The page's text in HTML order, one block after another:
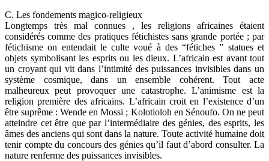
C. Les fondements magico-religieux
Longtemps très mal connues , les religions africaines étaient
considérés comme des pratiques fétichistes sans grande portée ; par
fétichisme on entendait le culte voué à des “fétiches ” statues et
objets symbolisant les esprits ou les dieux. L’africain est avant tout
un croyant qui vit dans l’intimité des puissances invisibles dans un
système cosmique, dans un ensemble cohérent. Tout acte
malheureux peut provoquer une catastrophe. L’animisme est la
religion première des africains. L’africain croit en l’existence d’un
être suprême : Wende en Mossi ; Kolotioloh en Sénoufo. On ne peut
atteindre cet être que par l’intermédiaire des génies, des esprits, les
âmes des anciens qui sont dans la nature. Toute activité humaine doit
tenir compte du concours des génies qu’il faut d’abord consulter. La
nature renferme des puissances invisibles.